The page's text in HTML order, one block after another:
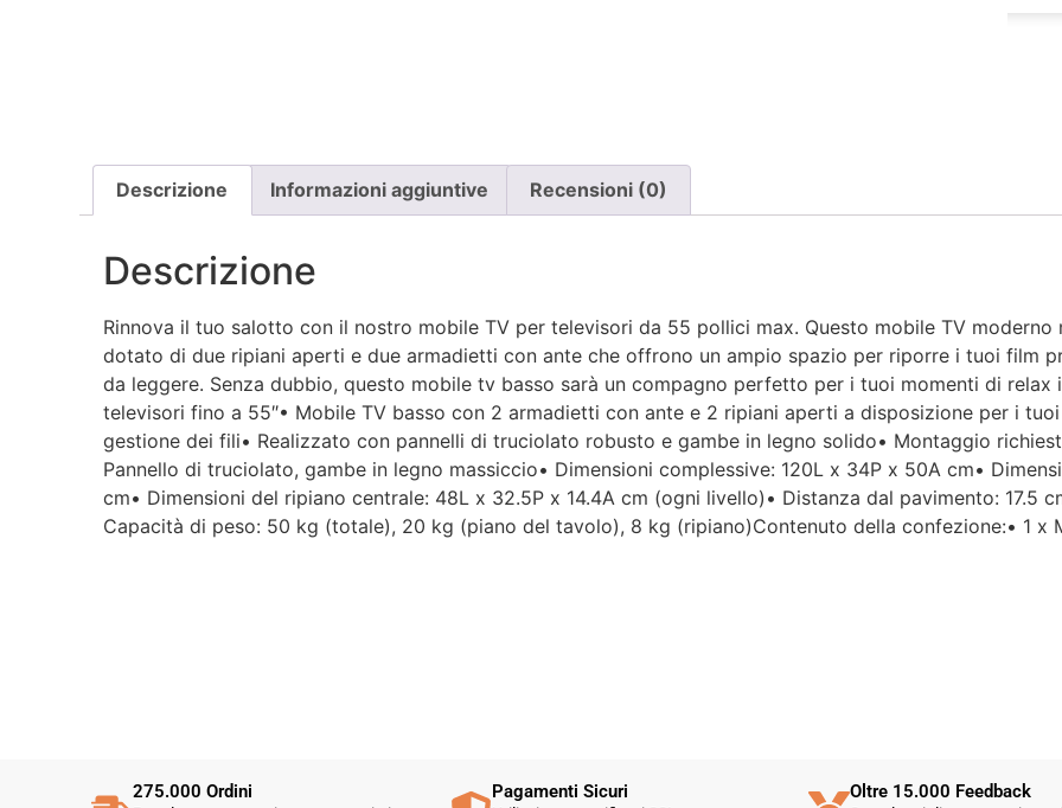
stato comunicato che erano in
corriere. Da allora nessun
Per un'azienda che vende
esclusivamente online, mi
aspettavo un servizio clienti molto
più efficiente. L'assistenza è
disponibile solo in fasce orarie
molto limitate e, nel mio caso, la
gestione del post-vendita è stata
lenta e poco rassicurante.
Descrizione Informazioni aggiuntive Recensioni (0)
Descrizione
Rinnova il tuo salotto con il nostro mobile TV per televisori da 55 pollici max. Questo mobile TV
dotato di due ripiani aperti e due armadietti con ante che offrono un ampio spazio per riporre i tuoi film
da leggere. Senza dubbio, questo mobile tv basso sarà un compagno perfetto per i tuoi momenti di
televisori fino a 55″• Mobile TV basso con 2 armadietti con ante e 2 ripiani aperti a disposizione per i
gestione dei fili• Realizzato con pannelli di truciolato robusto e gambe in legno solido• Montaggio
Pannello di truciolato, gambe in legno massiccio• Dimensioni complessive: 120L x 34P x 50A cm•
cm• Dimensioni del ripiano centrale: 48L x 32.5P x 14.4A cm (ogni livello)• Distanza dal pavimento: 17.5
Capacità di peso: 50 kg (totale), 20 kg (piano del tavolo), 8 kg (ripiano)Contenuto della confezione:• 1 x
275.000 Ordini Pagamenti Sicuri Oltre 15.000 Feedback